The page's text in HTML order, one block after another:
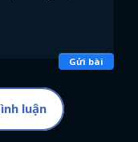
Gửi bài
luận